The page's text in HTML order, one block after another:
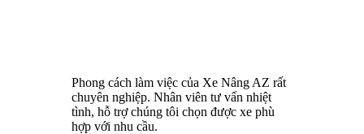
Phong cách làm việc của Xe Nâng AZ rất
chuyên nghiệp. Nhân viên tư vấn nhiệt
tình, hỗ trợ chúng tôi chọn được xe phù
hợp với nhu cầu.